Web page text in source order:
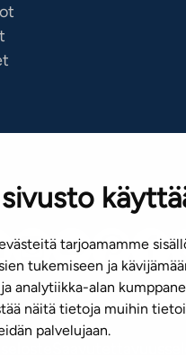
tarjoamamme
tukemiseen ja
analytiikka-alan
näitä tietoja muihin
palvelujaan.